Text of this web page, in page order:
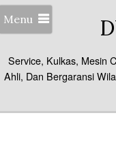
Menu
Service, Kulkas, Mesin
Ahli, Dan Bergaransi